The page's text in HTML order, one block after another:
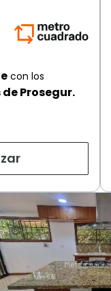
con los
Prosegur.